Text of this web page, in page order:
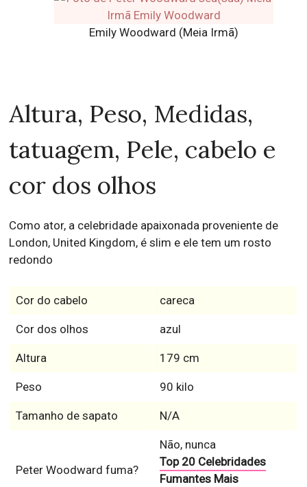
Emily Woodward (Meia Irmã)
Altura, Peso, Medidas,
tatuagem, Pele, cabelo e
cor dos olhos
Como ator, a celebridade apaixonada proveniente de
London, United Kingdom, é slim e ele tem um rosto
redondo
Cor do cabelo careca
Cor dos olhos azul
Altura 179 cm
Peso 90 kilo
Tamanho de sapato N/A
Peter Woodward fuma?
Não, nunca
Top 20 Celebridades
Fumantes Mais